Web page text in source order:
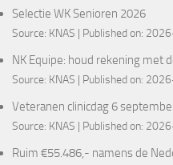
Selectie WK Senioren 2026
Source: KNAS Published on:
NK Equipe: houd rekening met
Source: KNAS Published on:
Veteranen clinicdag 6
Source: KNAS Published on:
Ruim €55.486,- namens de